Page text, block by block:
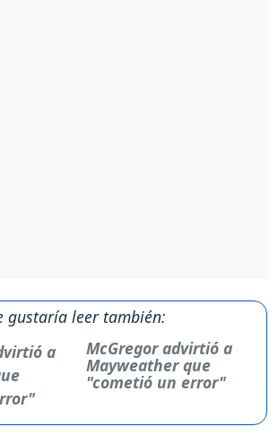
gustaría leer también:
McGregor advirtió a
Mayweather que
"cometió un error"